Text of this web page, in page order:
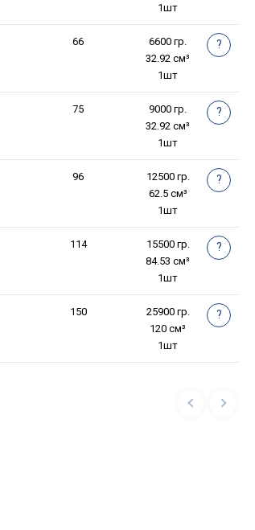
1шт
66
6600 гр.
32.92 см³
1шт
?
75
9000 гр.
32.92 см³
1шт
?
96
12500 гр.
62.5 см³
1шт
?
114
15500 гр.
84.53 см³
1шт
?
150
25900 гр.
120 см³
1шт
?